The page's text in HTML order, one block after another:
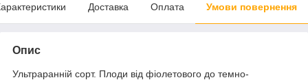
Доставка Оплата Умови повернення
Опис
Ультраранній сорт. Плоди від фіолетового до темно-